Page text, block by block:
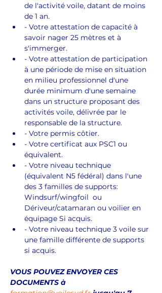
de l'activité voile, datant de moins
de 1 an.
- Votre attestation de capacité à
savoir nager 25 mètres et à
s'immerger.
- Votre attestation de participation
à une période de mise en situation
en milieu professionnel d'une
durée minimum d'une semaine
dans un structure proposant des
activités voile, délivrée par le
responsable de la structure.
- Votre permis côtier.
- Votre certificat aux PSC1 ou
équivalent.
- Votre niveau technique
(équivalent N5 fédéral) dans l'une
des 3 familles de supports:
Windsurf/wingfoil  ou
Dériveur/catamaran ou voilier en
équipage Si acquis.
- Votre niveau technique 3 voile sur
une famille différente de supports
si acquis.
VOUS POUVEZ ENVOYER CES
DOCUMENTS à